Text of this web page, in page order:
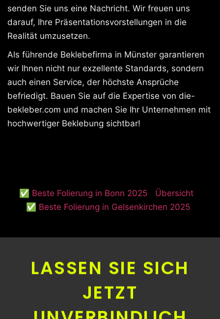
senden Sie uns eine Nachricht. Wir freuen uns
darauf, Ihre Präsentationsvorstellungen in die
Realität umzusetzen.
Als führende Beklebefirma in Münster garantieren
wir Ihnen nicht nur exzellente Standards, sondern
auch einen Service, der höchste Ansprüche
befriedigt. Bauen Sie auf die Expertise von die-
bekleber.com und machen Sie Ihr Unternehmen mit
hochwertiger Beklebung sichtbar!
✅ Beste Folierung in Bonn 2025
Übersicht
✅ Beste Folierung in Gelsenkirchen 2025
LASSEN SIE SICH
JETZT